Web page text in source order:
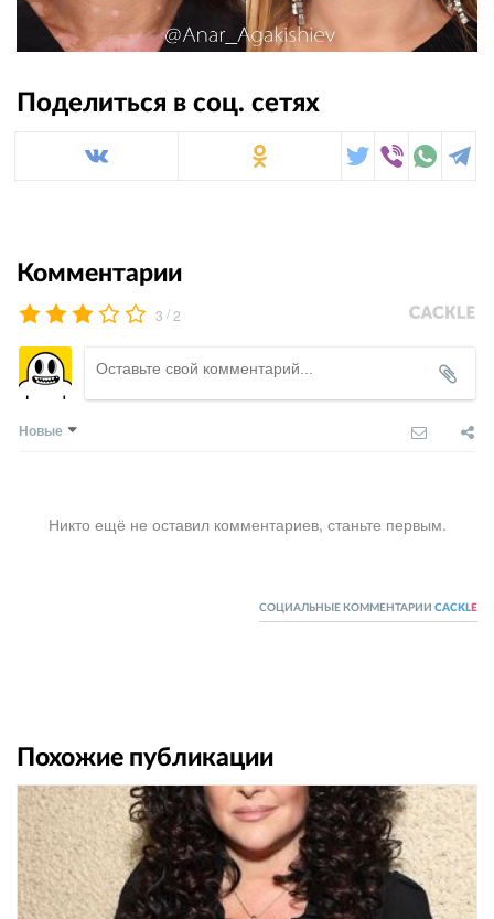
Поделиться в соц. сетях
Комментарии
3 /2
Новые
Никто ещё не оставил комментариев, станьте первым.
СОЦИАЛЬНЫЕ КОММЕНТАРИИ CACKL E
Похожие публикации